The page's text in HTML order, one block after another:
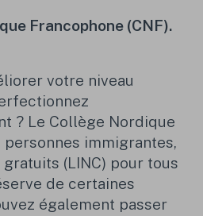
Francophone (CNF).
votre niveau
? Le Collège Nordique
immigrantes,
gratuits (LINC) pour tous
de certaines
également passer